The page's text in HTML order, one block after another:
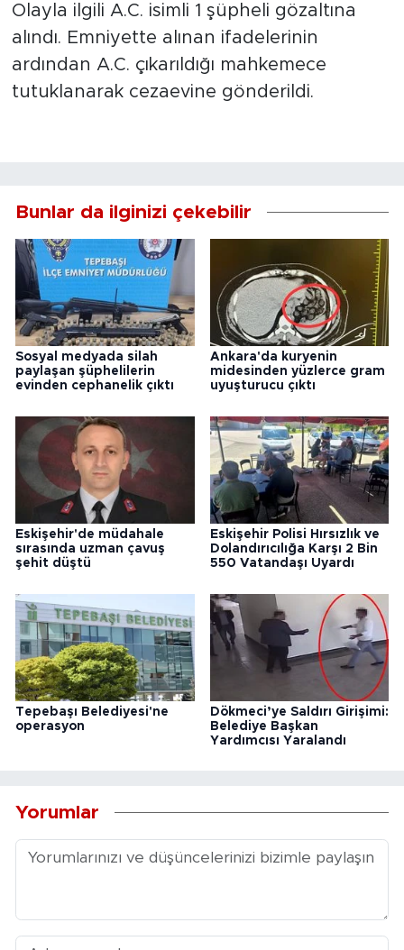
Olayla ilgili A.C. isimli 1 şüpheli gözaltına
alındı. Emniyette alınan ifadelerinin
ardından A.C. çıkarıldığı mahkemece
tutuklanarak cezaevine gönderildi.
Bunlar da ilginizi çekebilir
Sosyal medyada silah
paylaşan şüphelilerin
evinden cephanelik çıktı
Ankara'da kuryenin
midesinden yüzlerce gram
uyuşturucu çıktı
Eskişehir'de müdahale
sırasında uzman çavuş
şehit düştü
Eskişehir Polisi Hırsızlık ve
Dolandırıcılığa Karşı 2 Bin
550 Vatandaşı Uyardı
Tepebaşı Belediyesi'ne
operasyon
Dökmeci’ye Saldırı Girişimi:
Belediye Başkan
Yardımcısı Yaralandı
Yorumlar